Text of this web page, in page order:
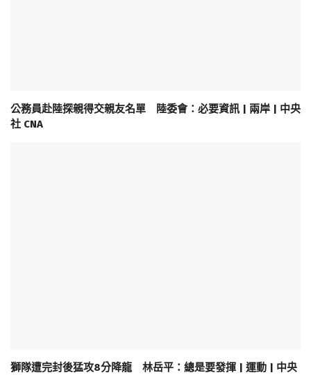
公務員赴陸探親得交親友名單 陸委會：必要資訊 | 兩岸 | 中央
社 CNA
獅隊遭完封後猛攻8分降龍 林岳平：總是要發揮 | 運動 | 中央